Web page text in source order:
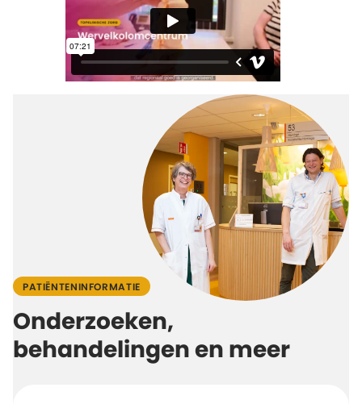
PATIËNTENINFORMATIE
Onderzoeken,
behandelingen en meer